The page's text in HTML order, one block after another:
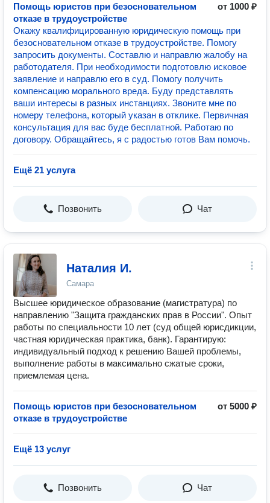
Помощь юристов при безосновательном
отказе в трудоустройстве
от 1000 ₽
Окажу квалифицированную юридическую помощь при
безосновательном отказе в трудоустройстве. Помогу
запросить документы. Составлю и направлю жалобу на
работодателя. При необходимости подготовлю исковое
заявление и направлю его в суд. Помогу получить
компенсацию морального вреда. Буду представлять
ваши интересы в разных инстанциях. Звоните мне по
номеру телефона, который указан в отклике. Первичная
консультация для вас буде бесплатной. Работаю по
договору. Обращайтесь, я с радостью готов Вам помочь.
Ещё 21 услуга
Позвонить Чат
Наталия И.
Самара
Высшее юридическое образование (магистратура) по
направлению "Защита гражданских прав в России". Опыт
работы по специальности 10 лет (суд общей юрисдикции,
частная юридическая практика, банк). Гарантирую:
индивидуальный подход к решению Вашей проблемы,
выполнение работы в максимально сжатые сроки,
приемлемая цена.
Помощь юристов при безосновательном
отказе в трудоустройстве
от 5000 ₽
Ещё 13 услуг
Позвонить Чат